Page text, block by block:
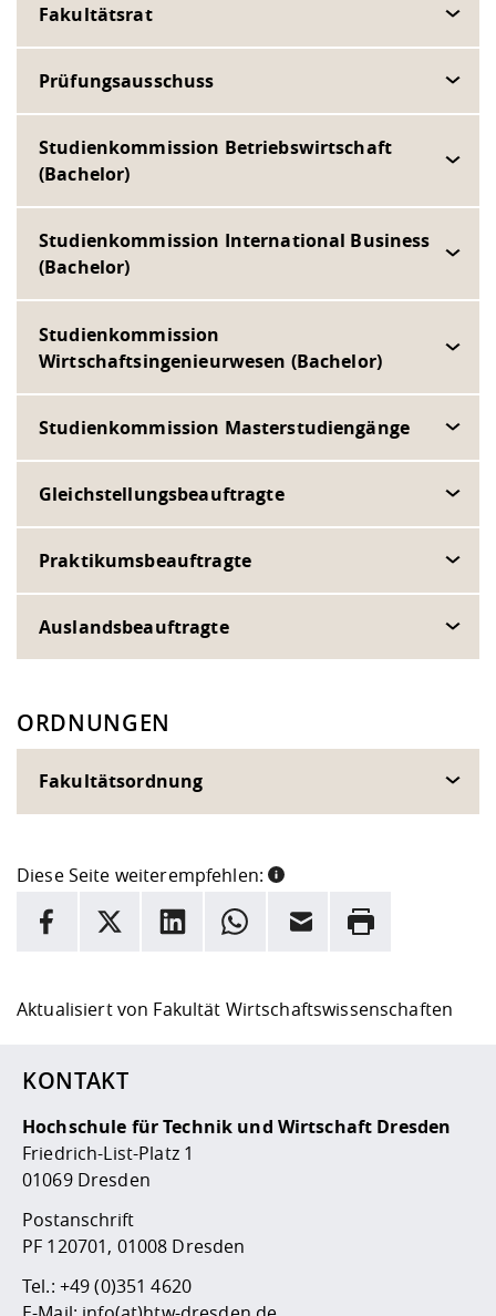
Fakultätsrat
Prüfungsausschuss
Studienkommission Betriebswirtschaft
(Bachelor)
Studienkommission International Business
(Bachelor)
Studienkommission
Wirtschaftsingenieurwesen (Bachelor)
Studienkommission Masterstudiengänge
Gleichstellungsbeauftragte
Praktikumsbeauftragte
Auslandsbeauftragte
ORDNUNGEN
Fakultätsordnung
Diese Seite weiterempfehlen:
INFORMATION
Hier stehen weitere Informationen und ein Link zur
Facebook
X LinkedInWhatsappE-Mail Drucken
Aktualisiert von Fakultät Wirtschaftswissenschaften
KONTAKT
Hochschule für Technik und Wirtschaft Dresden
Friedrich-List-Platz 1
01069 Dresden
Postanschrift
PF 120701, 01008 Dresden
Tel.: +49 (0)351 4620